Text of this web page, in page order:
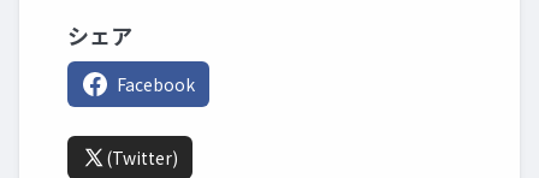
シェア
Facebook
(Twitter)